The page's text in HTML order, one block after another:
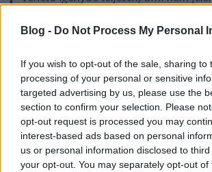
Blog - Do Not Process My Personal
If you wish to opt-out of the sale, sharing to
processing of your personal or sensitive
targeted advertising by us, please use the
section to confirm your selection. Please
opt-out request is processed you may
interest-based ads based on personal
us or personal information disclosed to
your opt-out. You may separately opt-out of
kell a karcolódástól és a
kapunk, ami ellenáll a zsíros
az enyhe tisztítószereknek, és
Akár anyagi, akár környezetvédelmi
megfontolásból szeretnénk
funkcionálisan még jól működő
átfestés egy egyszerű,
viszonylag gyorsan kivitelezhető
rá.